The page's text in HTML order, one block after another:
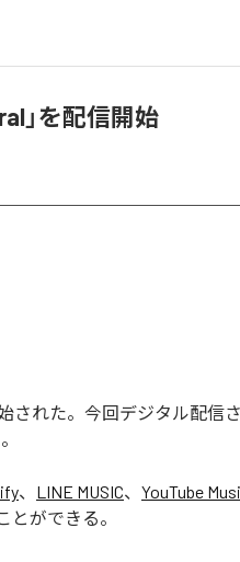
」を配信開始
された。今回デジタル配信
、 LINE MUSIC、 YouTube
ができる。